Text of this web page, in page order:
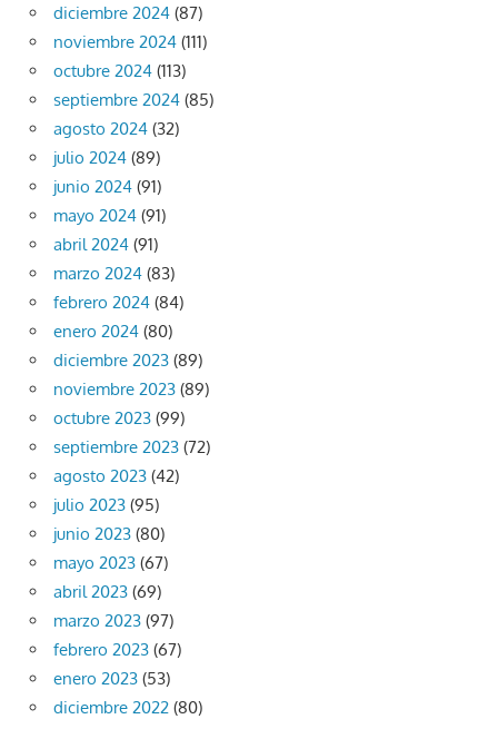
diciembre 2024 (87)
noviembre 2024 (111)
octubre 2024 (113)
septiembre 2024 (85)
agosto 2024 (32)
julio 2024 (89)
junio 2024 (91)
mayo 2024 (91)
abril 2024 (91)
marzo 2024 (83)
febrero 2024 (84)
enero 2024 (80)
diciembre 2023 (89)
noviembre 2023 (89)
octubre 2023 (99)
septiembre 2023 (72)
agosto 2023 (42)
julio 2023 (95)
junio 2023 (80)
mayo 2023 (67)
abril 2023 (69)
marzo 2023 (97)
febrero 2023 (67)
enero 2023 (53)
diciembre 2022 (80)